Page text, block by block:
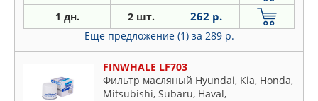
1 дн. 2 шт. 262 р.
Еще предложение (1) за 289 р.
FINWHALE LF703
Фильтр масляный Hyundai, Kia, Honda,
Mitsubishi, Subaru, Haval,